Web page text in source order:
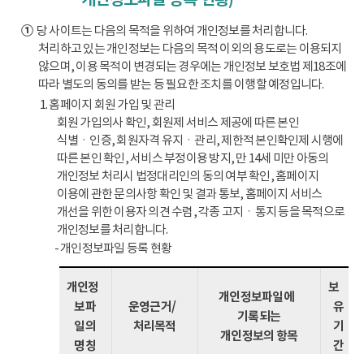
①당 사이트는 다음의 목적을 위하여 개인정보를 처리합니다.
처리하고 있는 개인정보는 다음의 목적 이외의 용도로는 이용되지
않으며, 이용 목적이 변경되는 경우에는 개인정보 보호법 제18조에
따라 별도의 동의를 받는 등 필요한 조치를 이행할 예정입니다.
1. 홈페이지 회원 가입 및 관리
회원 가입의사 확인, 회원제 서비스 제공에 따른 본인
식별ㆍ인증, 회원자격 유지ㆍ관리, 제한적 본인확인제 시행에
따른 본인 확인, 서비스 부정이용 방지, 만 14세 미만 아동의
개인정보 처리시 법정대리인의 동의 여부 확인, 홈페이지
이용에 관한 문의사항 확인 및 결과 통보, 홈페이지 서비스
개선을 위한 이용자 의견 수렴, 각종 고지ㆍ통지 등을 목적으로
개인정보를 처리합니다.
- 개인정보파일 등록 현황
개인정
보파
일의
명칭
운영근거/
처리목적
개인정보파일에
기록되는
개인정보의 항목
보
유
기
간